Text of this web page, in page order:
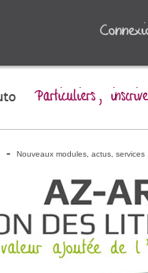
- Nouveaux modules, actus, services